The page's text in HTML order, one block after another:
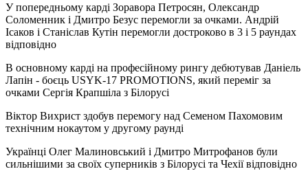
У попередньому карді Зоравора Петросян, Олександр
Соломенник і Дмитро Безус перемогли за очками. Андрій
Ісаков і Станіслав Кутін перемогли достроково в 3 і 5 раундах
відповідно
В основному карді на професійному рингу дебютував Даніель
Лапін - боєць USYK-17 PROMOTIONS, який переміг за
очками Сергія Крапшіла з Білорусі
Віктор Вихрист здобув перемогу над Семеном Пахомовим
технічним нокаутом у другому раунді
Українці Олег Малиновський і Дмитро Митрофанов були
сильнішими за своїх суперників з Білорусі та Чехії відповідно